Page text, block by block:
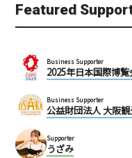
Featured
Business Supporter
2025年日本国際博
Business Supporter
公益財団法人 大阪
Supporter
うざみ